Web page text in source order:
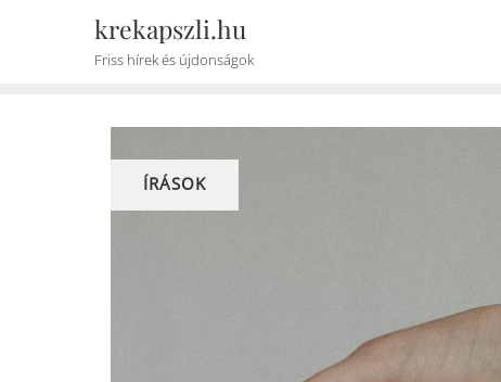
krekapszli.hu
Friss hírek és újdonságok
ÍRÁSOK